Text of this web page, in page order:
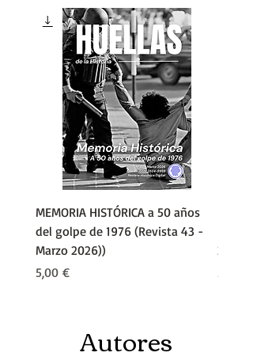
MEMORIA HISTÓRICA a 50 años
del golpe de 1976 (Revista 43 -
Marzo 2026))
Precio
5,00 €
2025)
5,00 €
Autores